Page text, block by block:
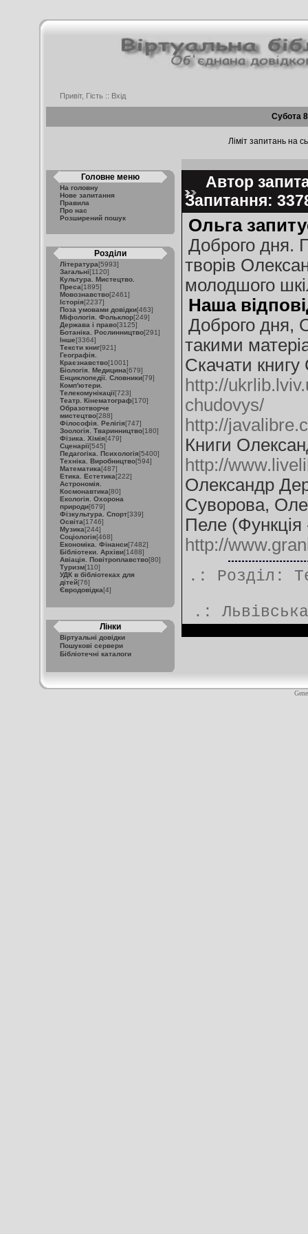
Привіт, Гість :: Вхід
Субота
Ліміт запитань на
Головне меню
На головну
Нове запитання
Правила
Про нас
Розширений пошук
Розділи
Література[5993]
Загальні[1120]
Культура. Мистецтво.
Преса[1895]
Мовознавство[2461]
Історія[2237]
Поза умовами довідки[463]
Міфологія. Фольклор[249]
Держава і право[3125]
Ботаніка. Рослинництво[291]
Інше[3364]
Тексти книг[921]
Географія.
Краєзнавство[1001]
Біологія. Медицина[679]
Енциклопедії. Словники[79]
Комп'ютери.
Телекомунікації[723]
Театр. Кінематограф[170]
Образотворче
мистецтво[288]
Філософія. Релігія[747]
Зоологія. Тваринництво[180]
Фізика. Хімія[479]
Сценарії[545]
Педагогіка. Психологія[5400]
Техніка. Виробництво[594]
Математика[487]
Етика. Естетика[222]
Астрономія.
Космонавтика[80]
Екологія. Охорона
природи[679]
Фізкультура. Спорт[339]
Освіта[1746]
Музика[244]
Соціологія[468]
Економіка. Фінанси[7482]
Бібліотеки. Архіви[1488]
Авіація. Повітроплавство[80]
Туризм[110]
УДК в бібліотеках для
дітей[76]
Євродовідка[4]
Лінки
Віртуальні довідки
Пошукові сервери
Бібліотечні каталоги
Автор
Запитання:
Ольга
Доброго дня.
творів
молодшого
Наша
Доброго дня,
такими
Скачати
http://
chudovys/
http://
Книги
http://
Олександр
Суворова,
Пеле (Функція
http://
.: Розділ:
.: